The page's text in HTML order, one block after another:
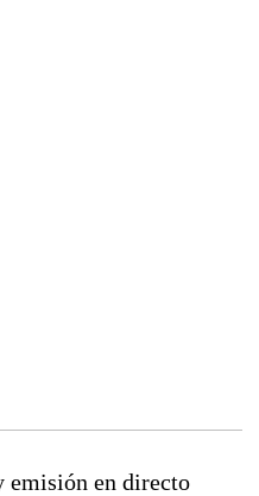
emisión en directo